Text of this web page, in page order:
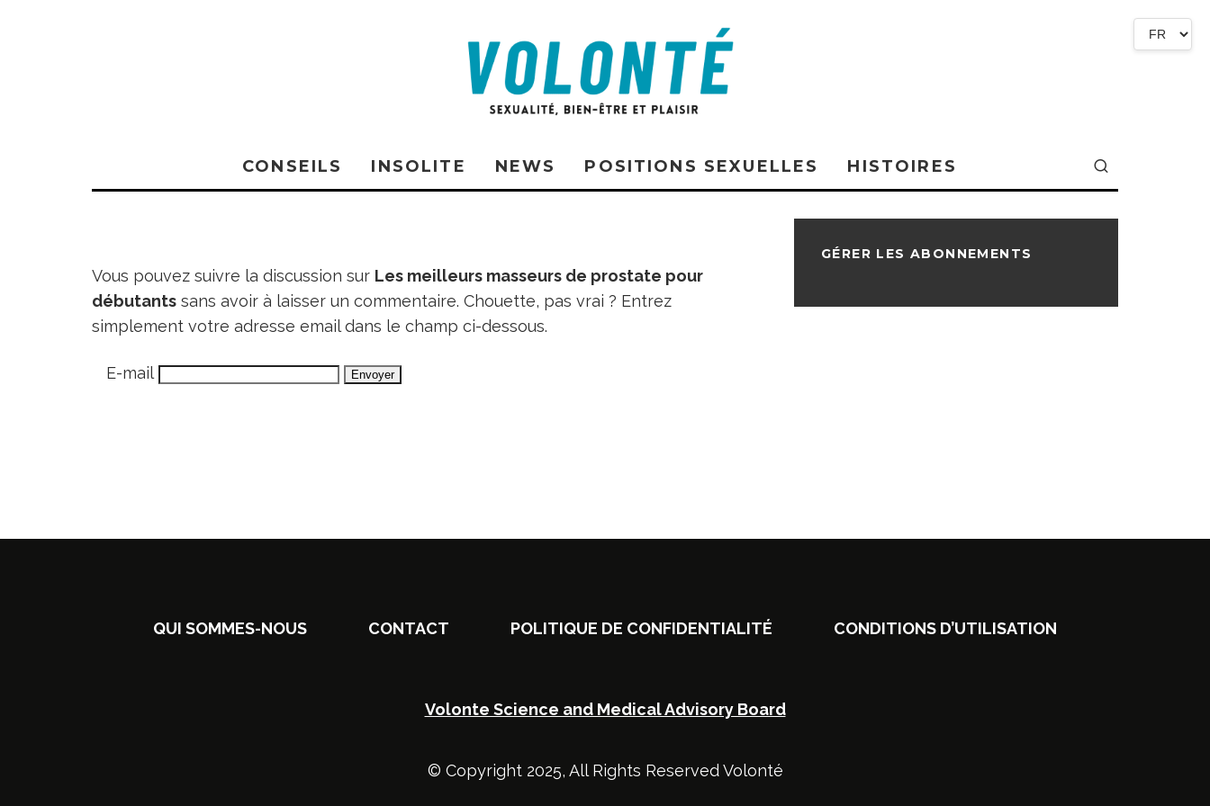
CONSEILS INSOLITE NEWS POSITIONS SEXUELLES HISTOIRES
Vous pouvez suivre la discussion sur Les meilleurs masseurs de prostate pour
débutants sans avoir à laisser un commentaire. Chouette, pas vrai ? Entrez
simplement votre adresse email dans le champ ci-dessous.
E-mail
GÉRER LES ABONNEMENTS
QUI SOMMES-NOUS CONTACT POLITIQUE DE CONFIDENTIALITÉ CONDITIONS D’UTILISATION
Volonte Science and Medical Advisory Board
© Copyright 2025, All Rights Reserved Volonté